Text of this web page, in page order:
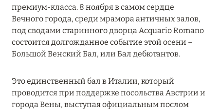
RIXOS PREMIUM SAADIYAT ISLAND ABU DHABI:
КОНЦЕПЦИЯ «ВСЁ ВКЛЮЧЕНО – ВСЁ
Подробнее
премиум-класса. 8 ноября в самом сердце
Вечного города, среди мрамора античных залов,
под сводами старинного дворца Acquario Romano
состоится долгожданное событие этой осени –
Большой Венский Бал, или Бал дебютантов.
Это единственный бал в Италии, который
проводится при поддержке посольства Австрии и
города Вены, выступая официальным послом